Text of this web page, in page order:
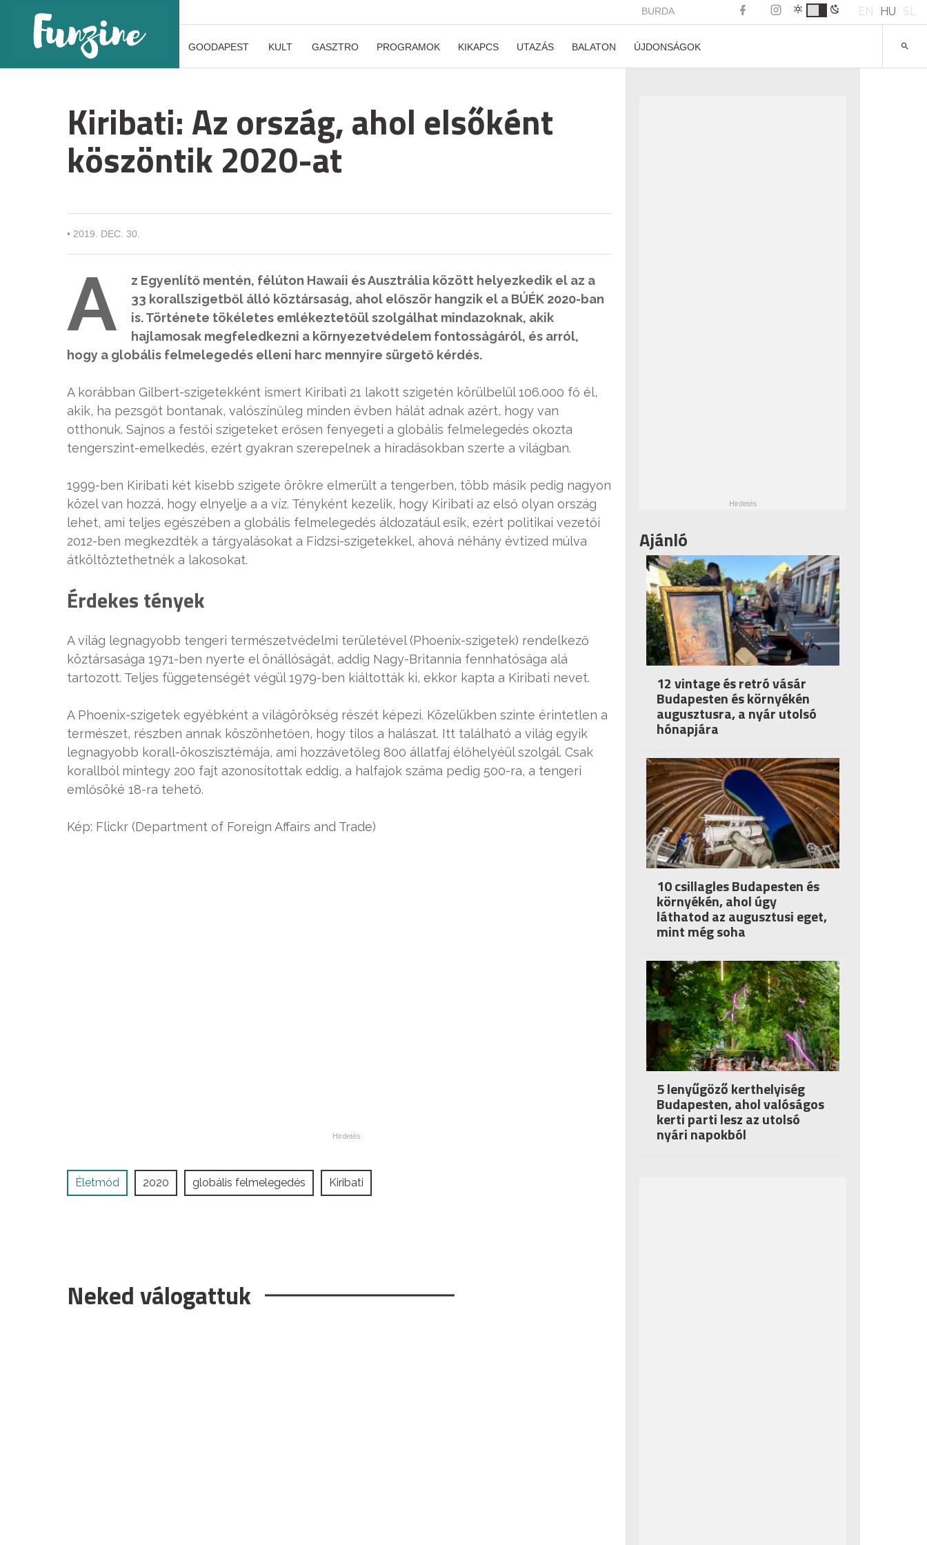
BURDA EN HU SL
GOODAPEST KULT GASZTRO PROGRAMOK KIKAPCS UTAZÁS BALATON ÚJDONSÁGOK
Kiribati: Az ország, ahol elsőként
köszöntik 2020-at
• 2019. DEC. 30.
A
z Egyenlítő mentén, félúton Hawaii és Ausztrália között helyezkedik el az a
33 korallszigetből álló köztársaság, ahol először hangzik el a BÚÉK 2020-ban
is. Története tökéletes emlékeztetőül szolgálhat mindazoknak, akik
hajlamosak megfeledkezni a környezetvédelem fontosságáról, és arról,
hogy a globális felmelegedés elleni harc mennyire sürgető kérdés.
A korábban Gilbert-szigetekként ismert Kiribati 21 lakott szigetén körülbelül 106.000 fő él,
akik, ha pezsgőt bontanak, valószínűleg minden évben hálát adnak azért, hogy van
otthonuk. Sajnos a festői szigeteket erősen fenyegeti a globális felmelegedés okozta
tengerszint-emelkedés, ezért gyakran szerepelnek a híradásokban szerte a világban.
1999-ben Kiribati két kisebb szigete örökre elmerült a tengerben, több másik pedig nagyon
közel van hozzá, hogy elnyelje a a víz. Tényként kezelik, hogy Kiribati az első olyan ország
lehet, ami teljes egészében a globális felmelegedés áldozatául esik, ezért politikai vezetői
2012-ben megkezdték a tárgyalásokat a Fidzsi-szigetekkel, ahová néhány évtized múlva
átköltöztethetnék a lakosokat.
Érdekes tények
A világ legnagyobb tengeri természetvédelmi területével (Phoenix-szigetek) rendelkező
köztársasága 1971-ben nyerte el önállóságát, addig Nagy-Britannia fennhatósága alá
tartozott. Teljes függetenségét végül 1979-ben kiáltották ki, ekkor kapta a Kiribati nevet.
A Phoenix-szigetek egyébként a világörökség részét képezi. Közelükben szinte érintetlen a
természet, részben annak köszönhetően, hogy tilos a halászat. Itt található a világ egyik
legnagyobb korall-ökoszisztémája, ami hozzávetőleg 800 állatfaj élőhelyéül szolgál. Csak
korallból mintegy 200 fajt azonosítottak eddig, a halfajok száma pedig 500-ra, a tengeri
emlősöké 18-ra tehető.
Kép: Flickr (Department of Foreign Affairs and Trade)
Életmód 2020 globális felmelegedés Kiribati
Neked válogattuk
Ajánló
12 vintage és retró vásár
Budapesten és környékén
augusztusra, a nyár utolsó
hónapjára
10 csillagles Budapesten és
környékén, ahol úgy
láthatod az augusztusi eget,
mint még soha
5 lenyűgöző kerthelyiség
Budapesten, ahol valóságos
kerti parti lesz az utolsó
nyári napokból